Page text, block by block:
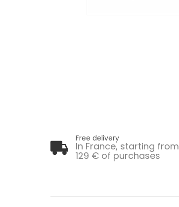
Free delivery
In France, starting from
129 € of purchases